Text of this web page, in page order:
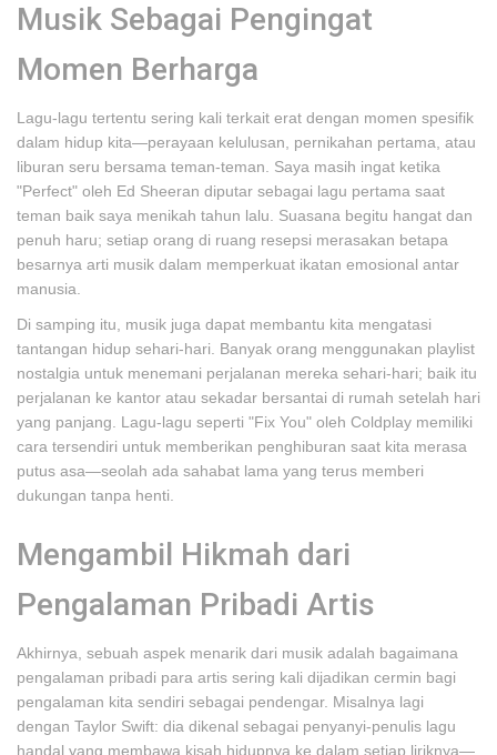
Musik Sebagai Pengingat
Momen Berharga
Lagu-lagu tertentu sering kali terkait erat dengan momen spesifik
dalam hidup kita—perayaan kelulusan, pernikahan pertama, atau
liburan seru bersama teman-teman. Saya masih ingat ketika
"Perfect" oleh Ed Sheeran diputar sebagai lagu pertama saat
teman baik saya menikah tahun lalu. Suasana begitu hangat dan
penuh haru; setiap orang di ruang resepsi merasakan betapa
besarnya arti musik dalam memperkuat ikatan emosional antar
manusia.
Di samping itu, musik juga dapat membantu kita mengatasi
tantangan hidup sehari-hari. Banyak orang menggunakan playlist
nostalgia untuk menemani perjalanan mereka sehari-hari; baik itu
perjalanan ke kantor atau sekadar bersantai di rumah setelah hari
yang panjang. Lagu-lagu seperti "Fix You" oleh Coldplay memiliki
cara tersendiri untuk memberikan penghiburan saat kita merasa
putus asa—seolah ada sahabat lama yang terus memberi
dukungan tanpa henti.
Mengambil Hikmah dari
Pengalaman Pribadi Artis
Akhirnya, sebuah aspek menarik dari musik adalah bagaimana
pengalaman pribadi para artis sering kali dijadikan cermin bagi
pengalaman kita sendiri sebagai pendengar. Misalnya lagi
dengan Taylor Swift: dia dikenal sebagai penyanyi-penulis lagu
handal yang membawa kisah hidupnya ke dalam setiap liriknya—